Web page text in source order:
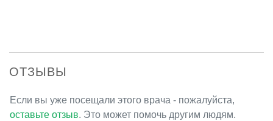
ОТЗЫВЫ
Если вы уже посещали этого врача - пожалуйста,
оставьте отзыв. Это может помочь другим людям.